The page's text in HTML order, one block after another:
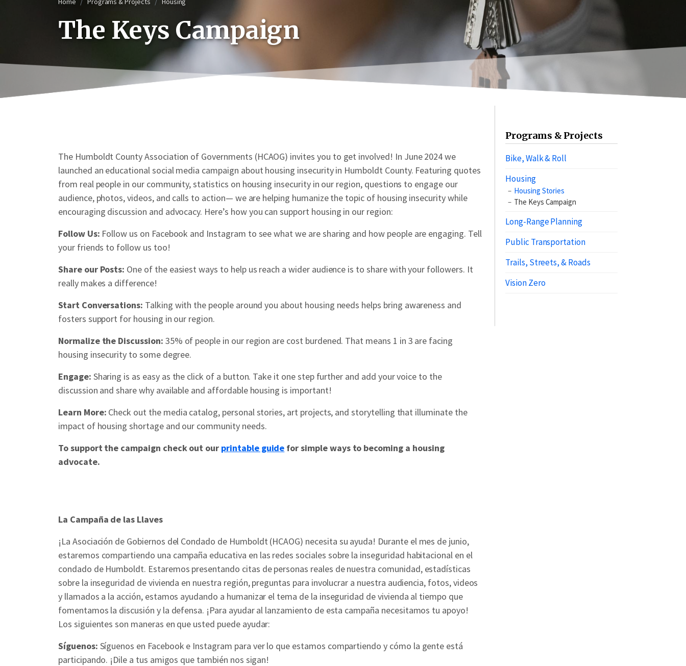
The Keys Campaign
The Humboldt County Association of Governments (HCAOG) invites you to get involved! In June 2024 we
launched an educational social media campaign about housing insecurity in Humboldt County. Featuring quotes
from real people in our community, statistics on housing insecurity in our region, questions to engage our
audience, photos, videos, and calls to action— we are helping humanize the topic of housing insecurity while
encouraging discussion and advocacy. Here’s how you can support housing in our region:
Follow Us: Follow us on Facebook and Instagram to see what we are sharing and how people are engaging. Tell
your friends to follow us too!
Share our Posts: One of the easiest ways to help us reach a wider audience is to share with your followers. It
really makes a difference!
Start Conversations: Talking with the people around you about housing needs helps bring awareness and
fosters support for housing in our region.
Normalize the Discussion: 35% of people in our region are cost burdened. That means 1 in 3 are facing
housing insecurity to some degree.
Engage: Sharing is as easy as the click of a button. Take it one step further and add your voice to the
discussion and share why available and affordable housing is important!
Learn More: Check out the media catalog, personal stories, art projects, and storytelling that illuminate the
impact of housing shortage and our community needs.
To support the campaign check out our printable guide for simple ways to becoming a housing
advocate.
La Campaña de las Llaves
¡La Asociación de Gobiernos del Condado de Humboldt (HCAOG) necesita su ayuda! Durante el mes de junio,
estaremos compartiendo una campaña educativa en las redes sociales sobre la inseguridad habitacional en el
condado de Humboldt. Estaremos presentando citas de personas reales de nuestra comunidad, estadísticas
sobre la inseguridad de vivienda en nuestra región, preguntas para involucrar a nuestra audiencia, fotos, videos
y llamados a la acción, estamos ayudando a humanizar el tema de la inseguridad de vivienda al tiempo que
fomentamos la discusión y la defensa. ¡Para ayudar al lanzamiento de esta campaña necesitamos tu apoyo!
Los siguientes son maneras en que usted puede ayudar:
Síguenos: Síguenos en Facebook e Instagram para ver lo que estamos compartiendo y cómo la gente está
participando. ¡Dile a tus amigos que también nos sigan!
Programs & Projects
Bike, Walk & Roll
Housing
Housing Stories
The Keys Campaign
Long-Range Planning
Public Transportation
Trails, Streets, & Roads
Vision Zero